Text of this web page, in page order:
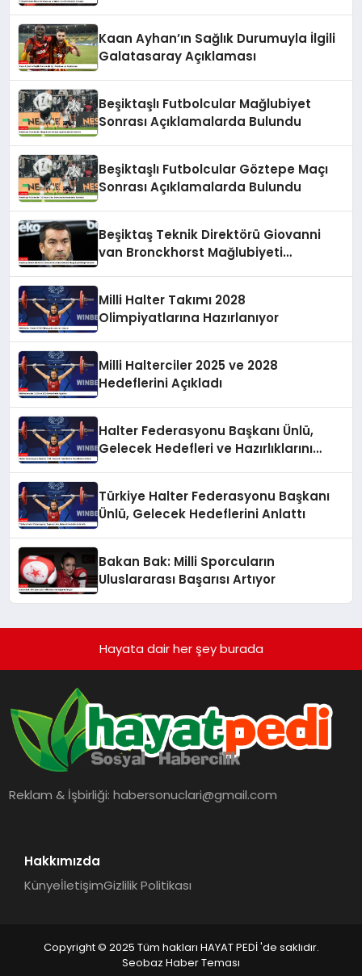
Kaan Ayhan’ın Sağlık Durumuyla İlgili
Galatasaray Açıklaması
Beşiktaşlı Futbolcular Mağlubiyet
Sonrası Açıklamalarda Bulundu
Beşiktaşlı Futbolcular Göztepe Maçı
Sonrası Açıklamalarda Bulundu
Beşiktaş Teknik Direktörü Giovanni
van Bronckhorst Mağlubiyeti
Milli Halter Takımı 2028
Olimpiyatlarına Hazırlanıyor
Milli Halterciler 2025 ve 2028
Hedeflerini Açıkladı
Halter Federasyonu Başkanı Ünlü,
Gelecek Hedefleri ve Hazırlıklarını
Türkiye Halter Federasyonu Başkanı
Ünlü, Gelecek Hedeflerini Anlattı
Bakan Bak: Milli Sporcuların
Uluslararası Başarısı Artıyor
Hayata dair her şey burada
Reklam & İşbirliği:habersonuclari@gmail.com
Hakkımızda
KünyeİletişimGizlilik Politikası
Copyright © 2025 Tüm hakları HAYAT PEDİ 'de saklıdır.
Seobaz Haber Teması